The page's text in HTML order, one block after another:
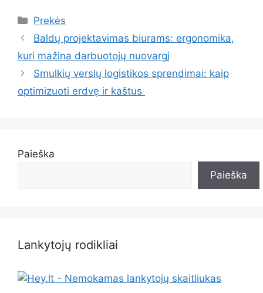
Kategorijos
Prekės
Baldų projektavimas biurams: ergonomika,
kuri mažina darbuotojų nuovargį
Smulkių verslų logistikos sprendimai: kaip
optimizuoti erdvę ir kaštus
Paieška
Paieška
Lankytojų rodikliai